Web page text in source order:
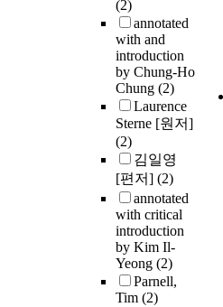
(2)
annotated
with and
introduction
by Chung-Ho
Chung (2)
Laurence
Sterne [원저]
(2)
김일영
[편저] (2)
annotated
with critical
introduction
by Kim Il-
Yeong (2)
Parnell,
Tim (2)